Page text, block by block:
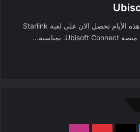
العاب مجانية كثيرة تنتظرك هذه الأيام تحصل الان على لعبة Starlink